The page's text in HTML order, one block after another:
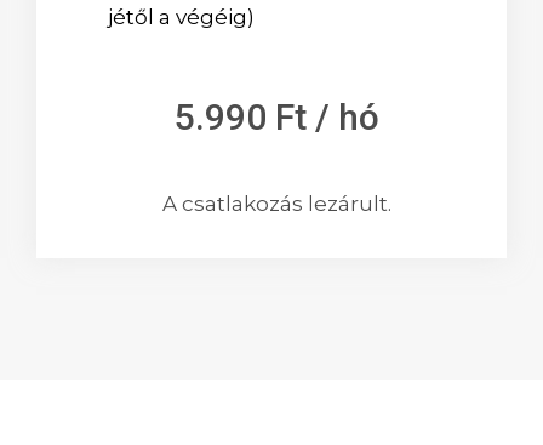
jétől a végéig)
5.990 Ft / hó
A csatlakozás lezárult.